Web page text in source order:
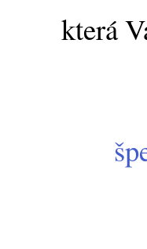
která